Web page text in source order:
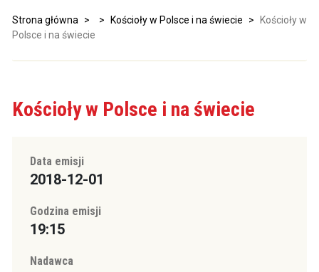
Strona główna > > Kościoły w Polsce i na świecie >
Kościoły w
Polsce i na świecie
Kościoły w Polsce i na świecie
Data emisji
2018-12-01
Godzina emisji
19:15
Nadawca